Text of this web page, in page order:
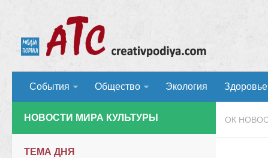
События Общество Экология Здоровье
ОК
НОВОСТИ МИРА КУЛЬТУРЫ
ТЕМА ДНЯ